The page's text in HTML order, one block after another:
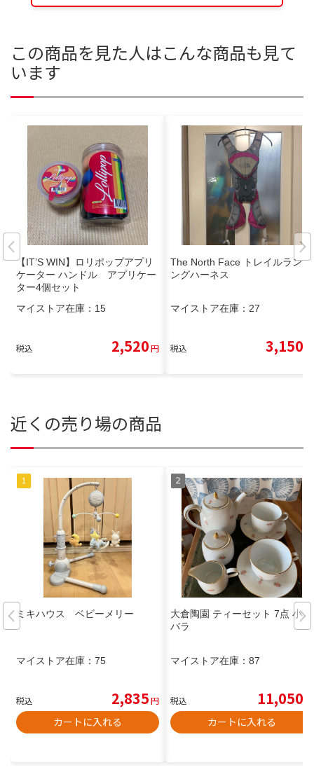
この商品を見た人はこんな商品も見て
います
【IT’S WIN】ロリポップアプリ
ケーター ハンドル アプリケー
ター4個セット
マイストア在庫： 15
税込 2,520円
The North Face トレイルランニ
ングハーネス
マイストア在庫： 27
税込 3,150
近くの売り場の商品
ミキハウス ベビーメリー
マイストア在庫： 75
税込 2,835円
カートに入れる
大倉陶園 ティーセット 7点 小花
バラ
マイストア在庫： 87
税込 11,050
カートに入れる